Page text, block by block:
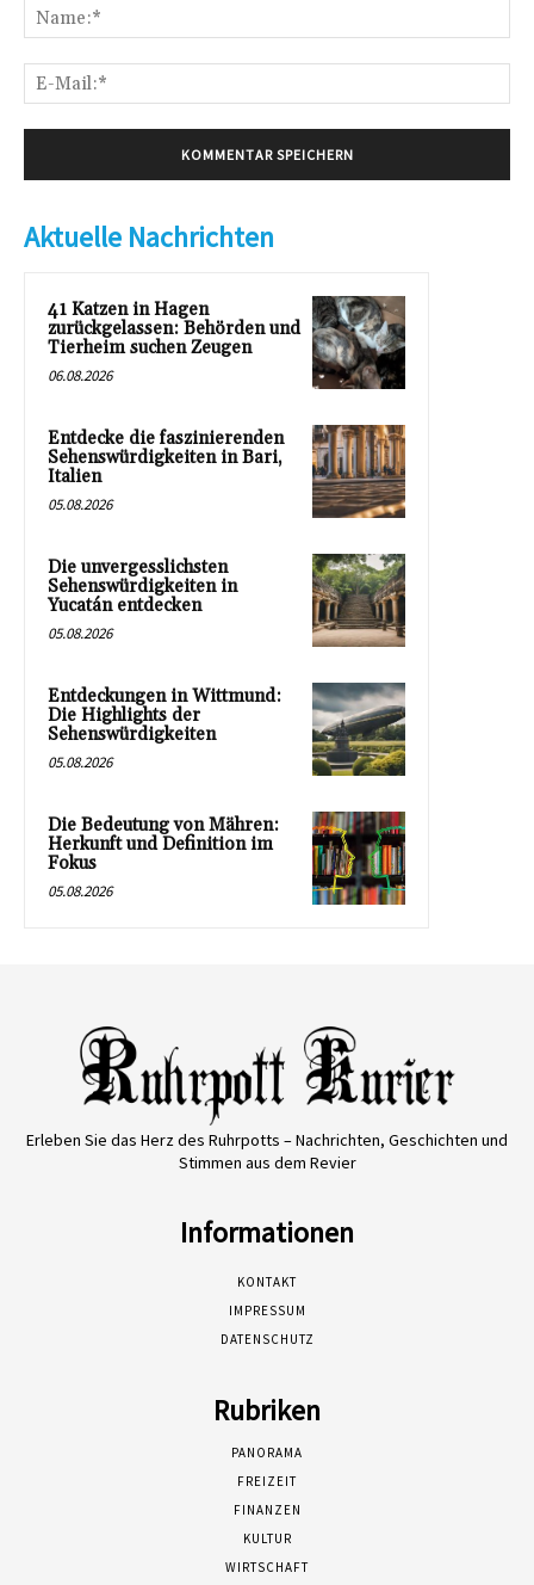
Aktuelle Nachrichten
41 Katzen in Hagen
zurückgelassen: Behörden und
Tierheim suchen Zeugen
06.08.2026
Entdecke die faszinierenden
Sehenswürdigkeiten in Bari,
Italien
05.08.2026
Die unvergesslichsten
Sehenswürdigkeiten in
Yucatán entdecken
05.08.2026
Entdeckungen in Wittmund:
Die Highlights der
Sehenswürdigkeiten
05.08.2026
Die Bedeutung von Mähren:
Herkunft und Definition im
Fokus
05.08.2026
Erleben Sie das Herz des Ruhrpotts – Nachrichten, Geschichten und
Stimmen aus dem Revier
Informationen
KONTAKT
IMPRESSUM
DATENSCHUTZ
Rubriken
PANORAMA
FREIZEIT
FINANZEN
KULTUR
WIRTSCHAFT